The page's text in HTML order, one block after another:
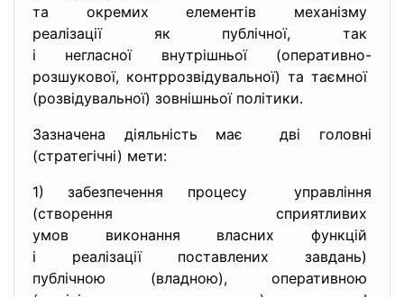
та окремих елементів механізму
реалізації як публічної, так
і негласної внутрішньої (оперативно-
розшукової, контррозвідувальної) та таємної
(розвідувальної) зовнішньої політики.
Зазначена діяльність має дві головні
(стратегічні) мети:
1) забезпечення процесу управління
(створення сприятливих
умов виконання власних функцій
і реалізації поставлених завдань)
публічною (владною), оперативною